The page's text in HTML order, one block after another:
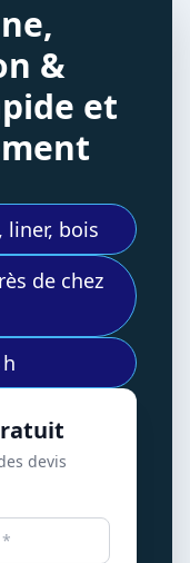
&
et
liner, bois
de chez
devis